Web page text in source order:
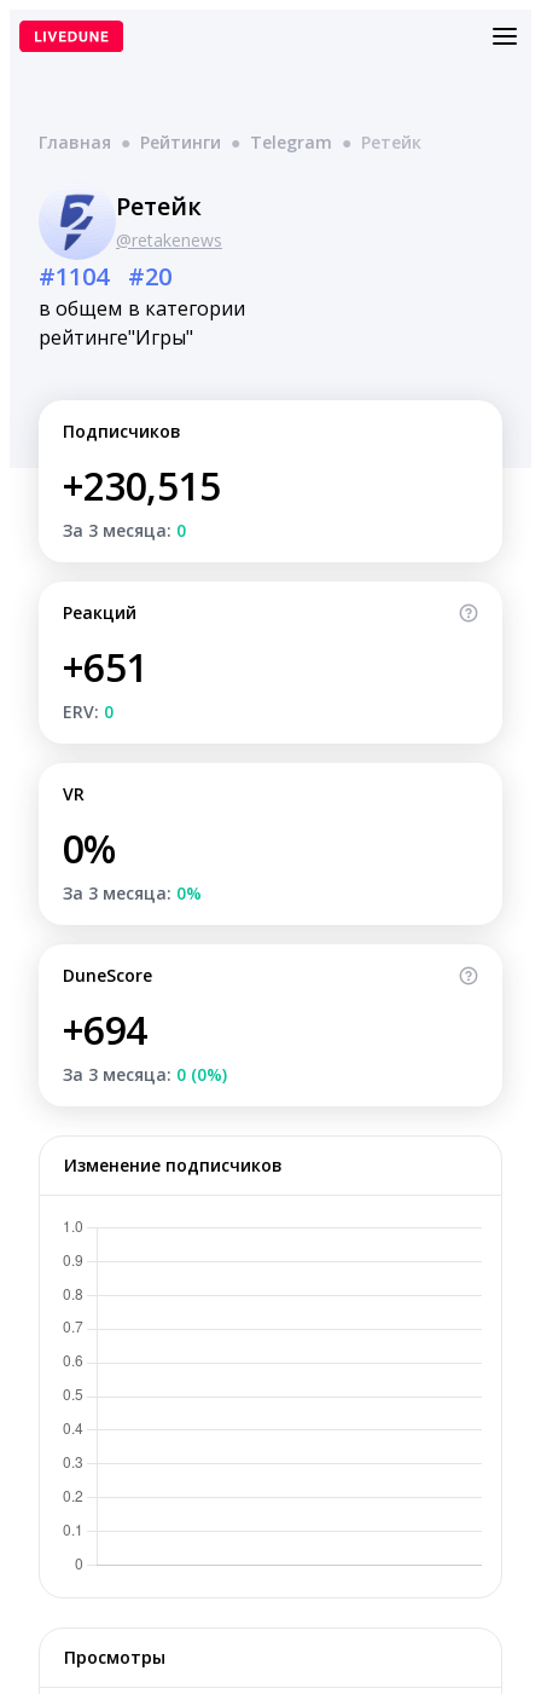
Перейти
Главная ● Рейтинги ● Telegram ● Ретейк
Ретейк
@retakenews
#1104
в общем
рейтинге
#20
в категории
"Игры"
Подписчиков
+230,515
За 3 месяца: 0
Реакций
+651
ERV: 0
VR
0%
За 3 месяца: 0%
DuneScore
+694
За 3 месяца: 0 (0%)
Изменение подписчиков
Просмотры